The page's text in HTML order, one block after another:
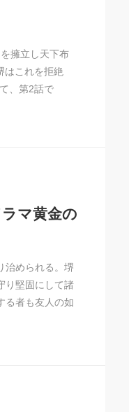
擁立し天下布
はこれを拒絶
、第2話で
マ黄金の
治められる。堺
り堅固にして諸
る者も友人の如